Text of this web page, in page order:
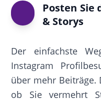
Posten Sie
& Storys
Der einfachste
Instagram
über mehr Beiträge.
ob Sie vermehrt